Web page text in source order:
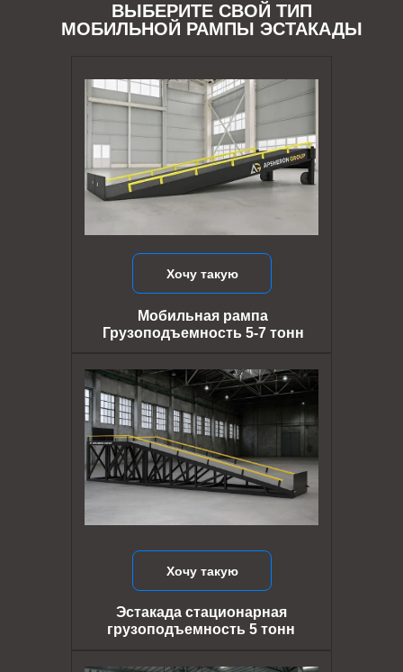
ВЫБЕРИТЕ СВОЙ ТИП
МОБИЛЬНОЙ РАМПЫ ЭСТАКАДЫ
Хочу такую
Эстакада стационарная
грузоподъемность 5 тонн
Хочу такую
Мобильная рампа
Грузоподъемность 5-7 тонн